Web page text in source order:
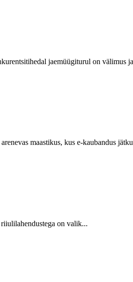
jaemüügiturul on välimus ja
maastikus, kus e-kaubandus
on valik...